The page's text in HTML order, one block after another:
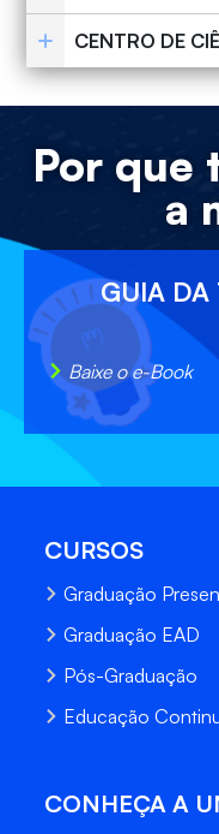
CENTRO DE
Por que
a
GUIA DA
Baixe o e-Book
CURSOS
Graduação
Graduação EAD
Pós-Graduação
Educação
CONHEÇA A